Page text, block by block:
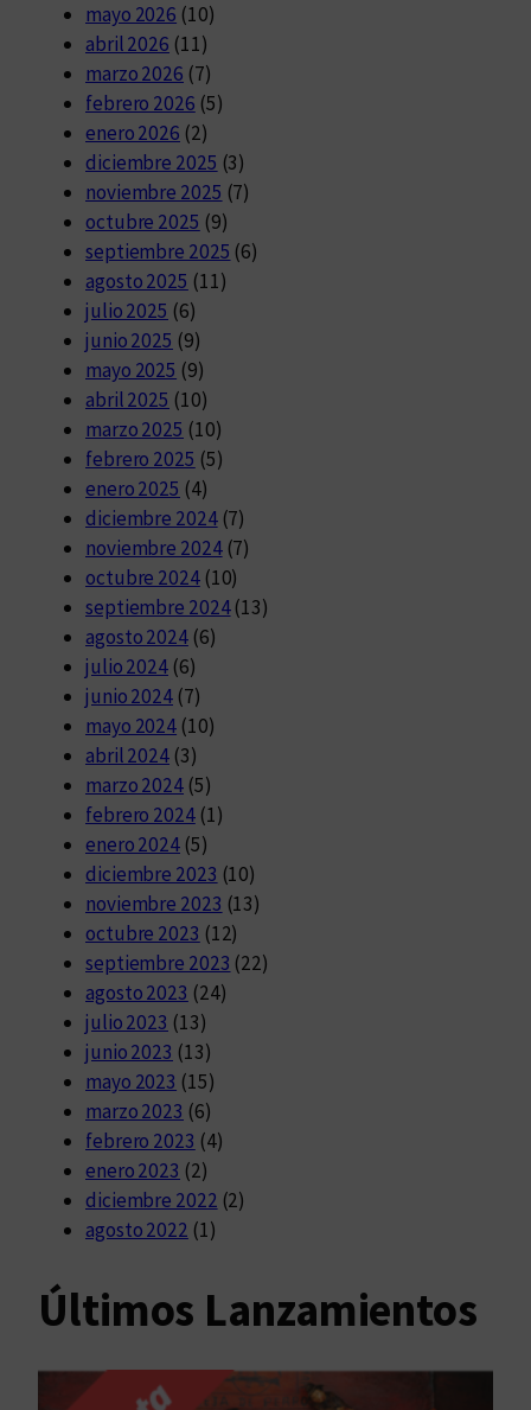
mayo 2026 (10)
abril 2026 (11)
marzo 2026 (7)
febrero 2026 (5)
enero 2026 (2)
diciembre 2025 (3)
noviembre 2025 (7)
octubre 2025 (9)
septiembre 2025 (6)
agosto 2025 (11)
julio 2025 (6)
junio 2025 (9)
mayo 2025 (9)
abril 2025 (10)
marzo 2025 (10)
febrero 2025 (5)
enero 2025 (4)
diciembre 2024(7)
noviembre 2024(7)
octubre 2024(10)
septiembre 2024(13)
agosto 2024(6)
julio 2024 (6)
junio 2024 (7)
mayo 2024 (10)
abril 2024 (3)
marzo 2024 (5)
febrero 2024(1)
enero 2024 (5)
diciembre 2023 (10)
noviembre 2023 (13)
octubre 2023 (12)
septiembre 2023 (22)
agosto 2023 (24)
julio 2023 (13)
junio 2023 (13)
mayo 2023 (15)
marzo 2023 (6)
febrero 2023 (4)
enero 2023 (2)
diciembre 2022 (2)
agosto 2022 (1)
Últimos Lanzamientos